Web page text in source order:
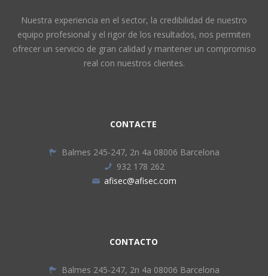
Nuestra experiencia en el sector, la credibilidad de nuestro
equipo profesional y el rigor de los resultados, nos permiten
ofrecer un servicio de gran calidad y mantener un compromiso
real con nuestros clientes.
CONTACTE
Balmes 245-247, 2n 4a 08006 Barcelona
932 178 262
afisec@afisec.com
CONTACTO
Balmes 245-247, 2n 4a 08006 Barcelona